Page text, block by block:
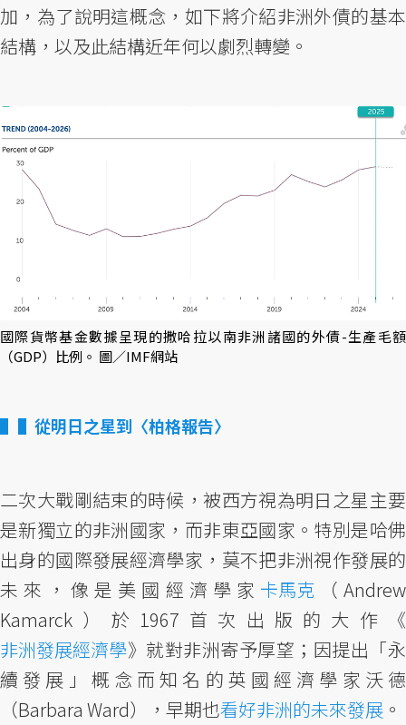
加，為了說明這概念，如下將介紹非洲外債的基本
結構，以及此結構近年何以劇烈轉變。
國際貨幣基金數據呈現的撒哈拉以南非洲諸國的外債-生產毛額
（GDP）比例。 圖／IMF網站
▌從明日之星到〈柏格報告〉
二次大戰剛結束的時候，被西方視為明日之星主要
是新獨立的非洲國家，而非東亞國家。特別是哈佛
出身的國際發展經濟學家，莫不把非洲視作發展的
未來，像是美國經濟學家 卡馬克（Andrew
Kamarck）於1967首次出版的大作《
非洲發展經濟學》就對非洲寄予厚望；因提出「永
續發展」概念而知名的英國經濟學家沃德
（Barbara Ward），早期也看好非洲的未來發展 。